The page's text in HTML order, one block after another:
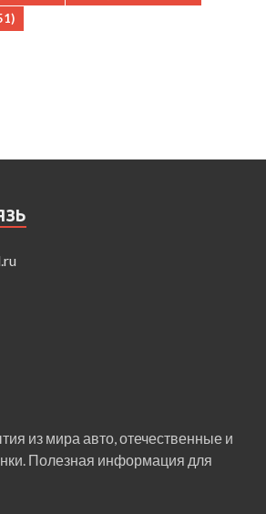
из мира авто, отечественные и
Полезная информация для